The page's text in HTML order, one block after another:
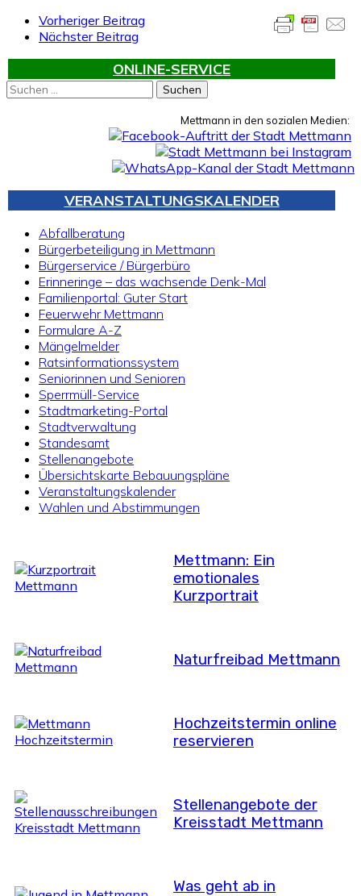
Vorheriger Beitrag
Nächster Beitrag
ONLINE-SERVICE
Suchen
nach:
Mettmann in den sozialen Medien:
VERANSTALTUNGSKALENDER
Abfallberatung
Bürgerbeteiligung in Mettmann
Bürgerservice / Bürgerbüro
Erinneringe – das wachsende Denk-Mal
Familienportal: Guter Start
Feuerwehr Mettmann
Formulare A-Z
Mängelmelder
Ratsinformationssystem
Seniorinnen und Senioren
Sperrmüll-Service
Stadtmarketing-Portal
Stadtverwaltung
Standesamt
Stellenangebote
Übersichtskarte Bebauungspläne
Veranstaltungskalender
Wahlen und Abstimmungen
Mettmann: Ein
emotionales
Kurzportrait
Naturfreibad Mettmann
Hochzeitstermin online
reservieren
Stellenangebote der
Kreisstadt Mettmann
Was geht ab in